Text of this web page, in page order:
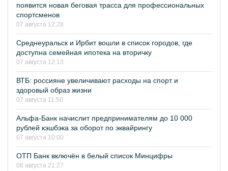
появится новая беговая трасса для профессиональных
спортсменов
07 августа 12:28
Среднеуральск и Ирбит вошли в список городов, где
доступна семейная ипотека на вторичку
07 августа 12:13
ВТБ: россияне увеличивают расходы на спорт и
здоровый образ жизни
07 августа 11:50
Альфа-Банк начислит предпринимателям до 10 000
рублей кэшбэка за оборот по эквайрингу
07 августа 10:00
ОТП Банк включён в белый список Минцифры
06 августа 21:27